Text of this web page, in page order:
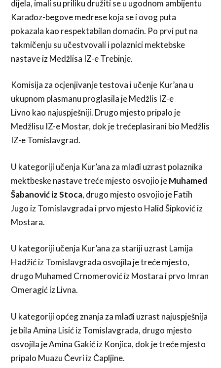
dijela, imali su priliku družiti se u ugodnom ambijentu
Karađoz-begove medrese koja se i ovog puta
pokazala kao respektabilan domaćin. Po prvi put na
takmičenju su učestvovali i polaznici mektebske
nastave iz Medžlisa IZ-e Trebinje.
Komisija za ocjenjivanje testova i učenje Kur’ana u
ukupnom plasmanu proglasila je Medžlis IZ-e
Livno kao najuspješniji. Drugo mjesto pripalo je
Medžlisu IZ-e Mostar, dok je trećeplasirani bio Medžlis
IZ-e Tomislavgrad.
U kategoriji učenja Kur’ana za mlađi uzrast polaznika
mektbeske nastave treće mjesto osvojio jeMuhamed
Šabanović iz Stoca, drugo mjesto osvojio je Fatih
Jugo iz Tomislavgrada i prvo mjesto Halid Šipković iz
Mostara.
U kategoriji učenja Kur’ana za stariji uzrast Lamija
Hadžić iz Tomislavgrada osvojila je treće mjesto,
drugo Muhamed Crnomerović iz Mostara i prvo Imran
Omeragić iz Livna.
U kategoriji općeg znanja za mlađi uzrast najuspješnija
je bila Amina Lisić iz Tomislavgrada, drugo mjesto
osvojila je Amina Gakić iz Konjica, dok je treće mjesto
pripalo Muazu Čevri iz Čapljine.